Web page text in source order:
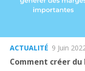
ACTUALITÉ 9 Juin
Comment créer